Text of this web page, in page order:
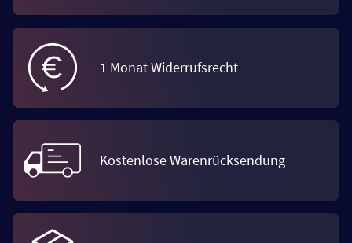
1 Monat Widerrufsrecht
Kostenlose Warenrücksendung